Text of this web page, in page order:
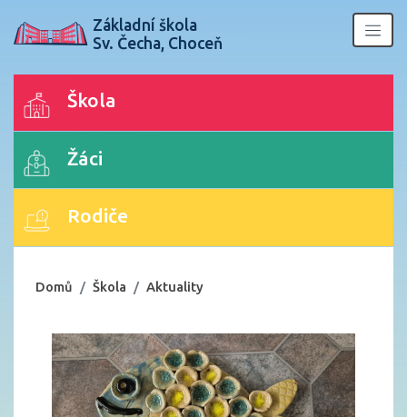
Základní škola
Sv. Čecha, Choceň
Škola
Žáci
Rodiče
Domů Škola Aktuality